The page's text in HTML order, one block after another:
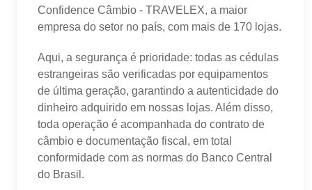
Confidence Câmbio - TRAVELEX, a maior
empresa do setor no país, com mais de 170 lojas.
Aqui, a segurança é prioridade: todas as cédulas
estrangeiras são verificadas por equipamentos
de última geração, garantindo a autenticidade do
dinheiro adquirido em nossas lojas. Além disso,
toda operação é acompanhada do contrato de
câmbio e documentação fiscal, em total
conformidade com as normas do Banco Central
do Brasil.